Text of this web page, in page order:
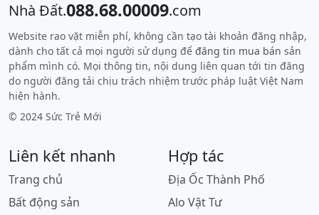
Nhà Đất.088.68.00009.com
Website rao vặt miễn phí, không cần tạo tài khoản đăng nhập,
dành cho tất cả mọi người sử dụng để đăng tin mua bán sản
phẩm mình có. Mọi thông tin, nội dung liên quan tới tin đăng
do người đăng tải chịu trách nhiệm trước pháp luật Việt Nam
hiện hành.
© 2024 Sức Trẻ Mới
Liên kết nhanh
Trang chủ
Bất động sản
Hợp tác
Địa Ốc Thành Phố
Alo Vật Tư